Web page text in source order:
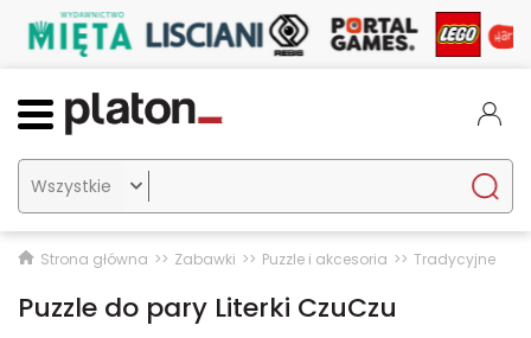

Strona główna Zabawki Puzzle i akcesoria Tradycyjne
Puzzle do pary Literki CzuCzu